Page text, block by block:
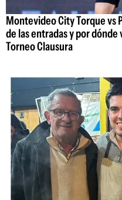
Montevideo City Torque vs
de las entradas y por
Torneo Clausura